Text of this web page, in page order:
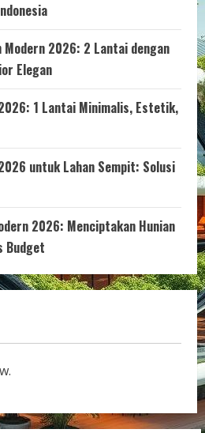
Modern 2026: 2 Lantai dengan
Elegan
1 Lantai Minimalis, Estetik,
untuk Lahan Sempit: Solusi
2026: Menciptakan Hunian
Budget